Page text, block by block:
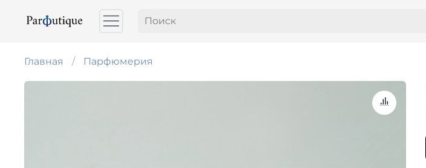
Главная Парфюмерия